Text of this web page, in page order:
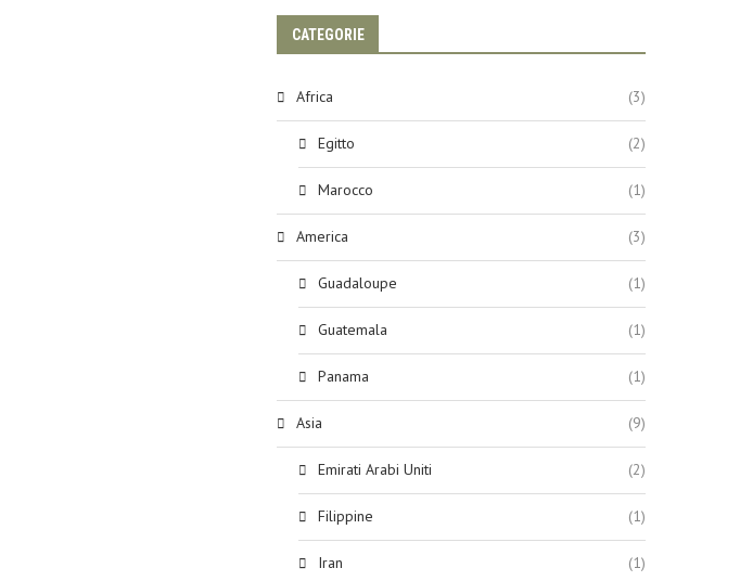
CATEGORIE
Africa (3)
Egitto (2)
Marocco (1)
America (3)
Guadaloupe (1)
Guatemala (1)
Panama (1)
Asia (9)
Emirati Arabi Uniti (2)
Filippine (1)
Iran (1)